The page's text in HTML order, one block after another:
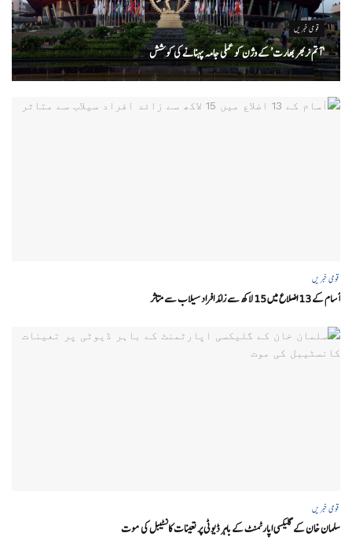
قومی خبریں
‘ آتم نربھر بھارت’ کے وژن کو عملی جامہ پہنانے کی کوشش
قومی خبریں
آسام کے 13 اضلاع میں 15 لاکھ سے زائد افراد سیلاب سے متاثر
قومی خبریں
سلمان خان کے گلیکسی اپارٹمنٹ کے باہر ڈیوٹی پر تعینات کانسٹیبل کی موت